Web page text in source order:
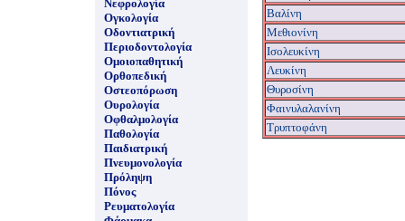
Νεφρολογία
Ογκολογία
Οδοντιατρική
Περιοδοντολογία
Ομοιοπαθητική
Ορθοπεδική
Οστεοπόρωση
Ουρολογία
Οφθαλμολογία
Παθολογία
Παιδιατρική
Πνευμονολογία
Πρόληψη
Πόνος
Ρευματολογία
Βαλίνη
Μεθιονίνη
Ισολευκίνη
Λευκίνη
Θυροσίνη
Φαινυλαλανίνη
Tρυπτοφάνη